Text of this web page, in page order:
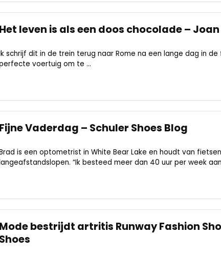
Het leven is als een doos chocolade –
schrijf dit in de trein terug naar Rome na een lange dag in de
voertuig om te ...
Fijne Vaderdag – Schuler Shoes Blog
is een optometrist in White Bear Lake en houdt van
“Ik besteed meer dan 40 uur per week
Mode bestrijdt artritis Runway Fashion
Shoes